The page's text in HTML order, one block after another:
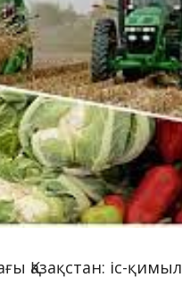
Қазақстан: іс-қимыл